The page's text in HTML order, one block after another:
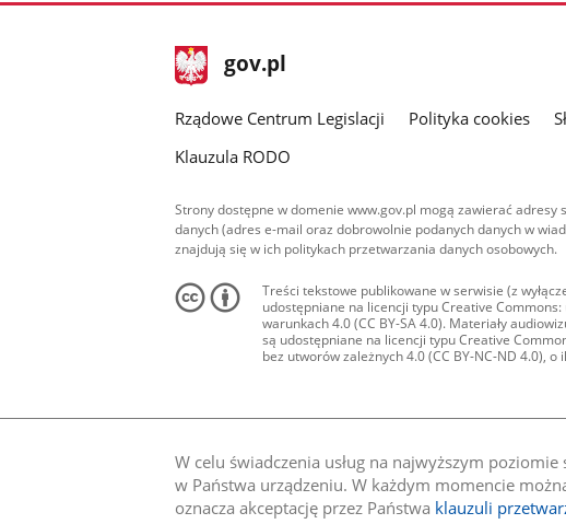
W celu świadczenia usług na najwyższym
w Państwa urządzeniu. W każdym momencie
oznacza akceptację przez Państwa klauzuli
stopka
gov.pl Strona
gov.pl
Rządowe Centrum Legislacji Polityka cookies
Klauzula RODO
Strony dostępne w domenie www.gov.pl mogą zawierać
danych (adres e-mail oraz dobrowolnie podanych danych w
znajdują się w ich politykach przetwarzania danych osobowych.
Treści tekstowe publikowane w serwisie (z
udostępniane na licencji typu Creative
warunkach 4.0 (CC BY-SA 4.0). Materiały
są udostępniane na licencji typu Creative
bez utworów zależnych 4.0 (CC BY-NC-ND 4.0),